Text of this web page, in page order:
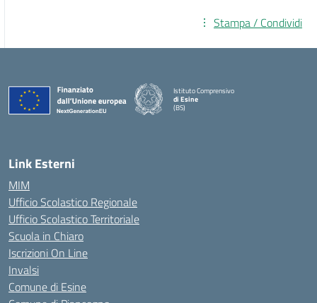
Stampa / Condividi
Istituto Comprensivo
di Esine
(BS)
Link Esterni
MIM
Ufficio Scolastico Regionale
Ufficio Scolastico Territoriale
Scuola in Chiaro
Iscrizioni On Line
Invalsi
Comune di Esine